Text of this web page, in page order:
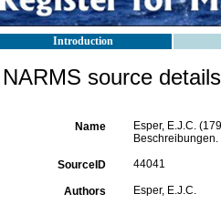
Introduction
NARMS source details
Name
Esper, E.J.C.
SourceID 44041
Authors Esper, E.J.C.